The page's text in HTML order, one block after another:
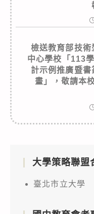
檢送教育部技
中心學校「113
計示例推廣暨
畫」，敬請本
大學策略聯盟
臺北市立大學